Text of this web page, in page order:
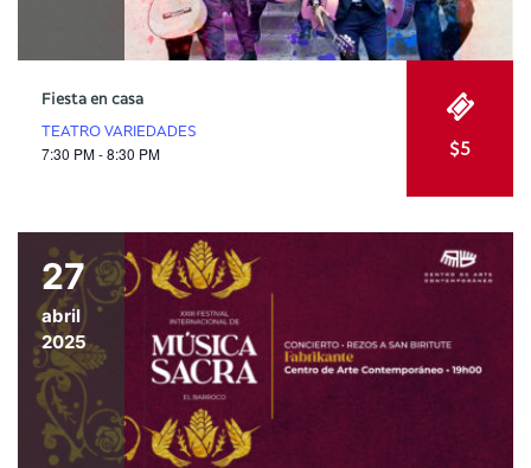
Fiesta en casa
TEATRO VARIEDADES
7:30 PM - 8:30 PM $5
27
abril
2025